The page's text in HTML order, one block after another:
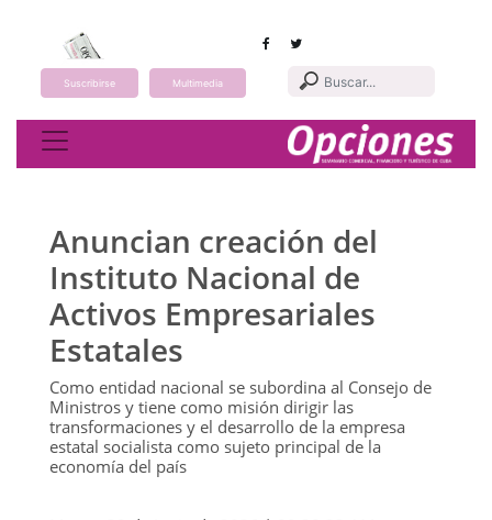
Suscribirse Multimedia
Toggle navigation
Anuncian creación del
Instituto Nacional de
Activos Empresariales
Estatales
Como entidad nacional se subordina al Consejo de
Ministros y tiene como misión dirigir las
transformaciones y el desarrollo de la empresa
estatal socialista como sujeto principal de la
economía del país